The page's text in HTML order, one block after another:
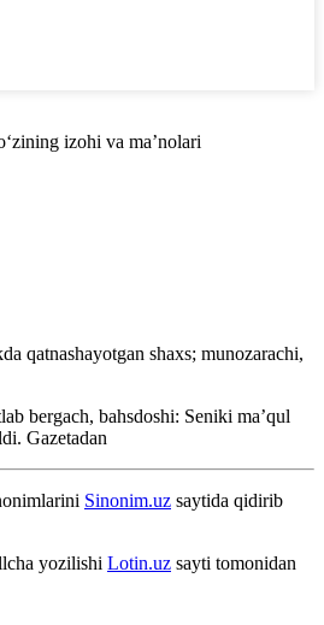
izohi va ma’nolari
qatnashayotgan shaxs; munozarachi,
bergach, bahsdoshi: Seniki maʼqul
Gazetadan
Sinonim.uz saytida qidirib
yozilishi Lotin.uz sayti tomonidan